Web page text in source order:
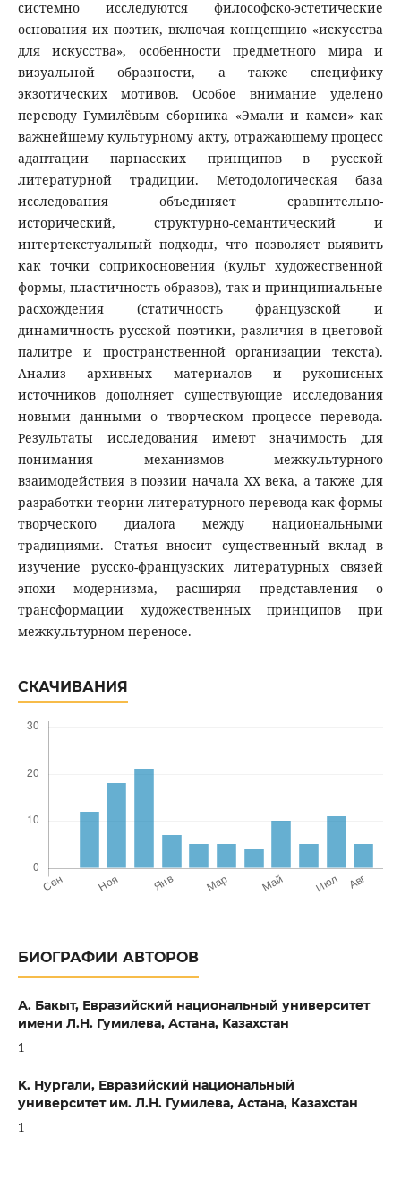
системно исследуются философско-эстетические
основания их поэтик, включая концепцию «искусства
для искусства», особенности предметного мира и
визуальной образности, а также специфику
экзотических мотивов. Особое внимание уделено
переводу Гумилёвым сборника «Эмали и камеи» как
важнейшему культурному акту, отражающему процесс
адаптации парнасских принципов в русской
литературной традиции. Методологическая база
исследования объединяет сравнительно-
исторический, структурно-семантический и
интертекстуальный подходы, что позволяет выявить
как точки соприкосновения (культ художественной
формы, пластичность образов), так и принципиальные
расхождения (статичность французской и
динамичность русской поэтики, различия в цветовой
палитре и пространственной организации текста).
Анализ архивных материалов и рукописных
источников дополняет существующие исследования
новыми данными о творческом процессе перевода.
Результаты исследования имеют значимость для
понимания механизмов межкультурного
взаимодействия в поэзии начала XX века, а также для
разработки теории литературного перевода как формы
творческого диалога между национальными
традициями. Статья вносит существенный вклад в
изучение русско-французских литературных связей
эпохи модернизма, расширяя представления о
трансформации художественных принципов при
межкультурном переносе.
СКАЧИВАНИЯ
БИОГРАФИИ АВТОРОВ
А. Бакыт, Евразийский национальный университет
имени Л.Н. Гумилева, Астана, Казахстан
1
K. Нургали, Евразийский национальный
университет им. Л.Н. Гумилева, Астана, Казахстан
1